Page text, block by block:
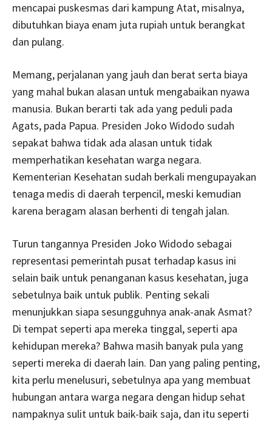
mencapai puskesmas dari kampung Atat, misalnya,
dibutuhkan biaya enam juta rupiah untuk berangkat
dan pulang.
Memang, perjalanan yang jauh dan berat serta biaya
yang mahal bukan alasan untuk mengabaikan nyawa
manusia. Bukan berarti tak ada yang peduli pada
Agats, pada Papua. Presiden Joko Widodo sudah
sepakat bahwa tidak ada alasan untuk tidak
memperhatikan kesehatan warga negara.
Kementerian Kesehatan sudah berkali mengupayakan
tenaga medis di daerah terpencil, meski kemudian
karena beragam alasan berhenti di tengah jalan.
Turun tangannya Presiden Joko Widodo sebagai
representasi pemerintah pusat terhadap kasus ini
selain baik untuk penanganan kasus kesehatan, juga
sebetulnya baik untuk publik. Penting sekali
menunjukkan siapa sesungguhnya anak-anak Asmat?
Di tempat seperti apa mereka tinggal, seperti apa
kehidupan mereka? Bahwa masih banyak pula yang
seperti mereka di daerah lain. Dan yang paling penting,
kita perlu menelusuri, sebetulnya apa yang membuat
hubungan antara warga negara dengan hidup sehat
nampaknya sulit untuk baik-baik saja, dan itu seperti